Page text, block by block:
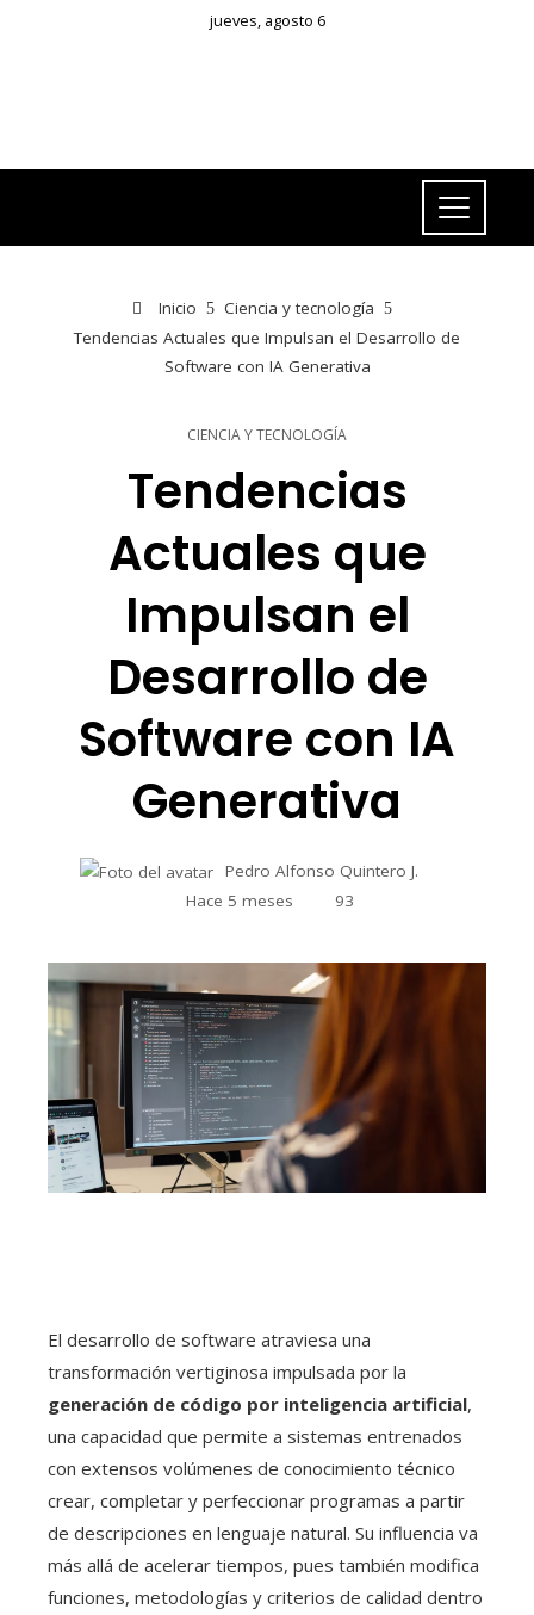
jueves, agosto 6
Inicio
Ciencia y tecnología
Tendencias Actuales que Impulsan el Desarrollo de
Software con IA Generativa
CIENCIA Y TECNOLOGÍA
Tendencias
Actuales que
Impulsan el
Desarrollo de
Software con IA
Generativa
Pedro Alfonso Quintero J.
Hace 5 meses
93
El desarrollo de software atraviesa una
transformación vertiginosa impulsada por la
generación de código por inteligencia artificial,
una capacidad que permite a sistemas entrenados
con extensos volúmenes de conocimiento técnico
crear, completar y perfeccionar programas a partir
de descripciones en lenguaje natural. Su influencia va
más allá de acelerar tiempos, pues también modifica
funciones, metodologías y criterios de calidad dentro